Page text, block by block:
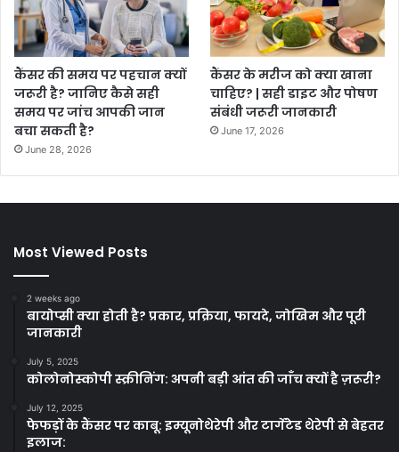
कैंसर की समय पर पहचान क्यों
जरूरी है? जानिए कैसे सही
समय पर जांच आपकी जान
बचा सकती है?
June 28, 2026
कैंसर के मरीज को क्या खाना
चाहिए? | सही डाइट और पोषण
संबंधी जरूरी जानकारी
June 17, 2026
Most Viewed Posts
2 weeks ago
बायोप्सी क्या होती है? प्रकार, प्रक्रिया, फायदे, जोखिम और पूरी
जानकारी
July 5, 2025
कोलोनोस्कोपी स्क्रीनिंग: अपनी बड़ी आंत की जाँच क्यों है ज़रूरी?
July 12, 2025
फेफड़ों के कैंसर पर काबू: इम्यूनोथेरेपी और टार्गेटेड थेरेपी से बेहतर
इलाज: